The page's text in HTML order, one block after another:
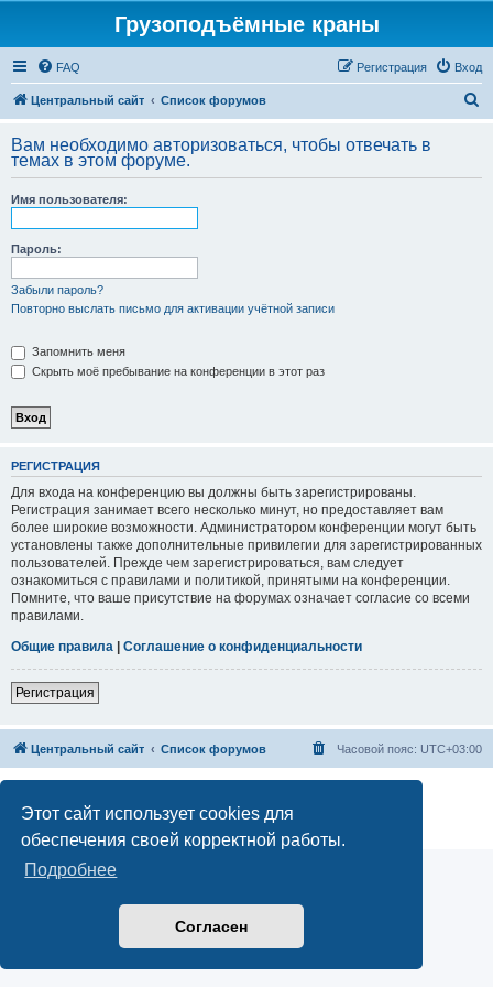
Этот сайт использует cookies для
обеспечения своей корректной работы.
Подробнее
Согласен
Грузоподъёмные краны
FAQ Вход
Регистрация
Центральный сайт Список форумов
с
Вам необходимо авторизоваться, чтобы отвечать в
темах в этом форуме.
Имя пользователя:
Пароль:
Забыли пароль?
Повторно выслать письмо для активации учётной записи
Запомнить меня
Скрыть моё пребывание на конференции в этот раз
РЕГИСТРАЦИЯ
Для входа на конференцию вы должны быть зарегистрированы.
Регистрация занимает всего несколько минут, но предоставляет вам
более широкие возможности. Администратором конференции могут быть
установлены также дополнительные привилегии для зарегистрированных
пользователей. Прежде чем зарегистрироваться, вам следует
ознакомиться с правилами и политикой, принятыми на конференции.
Помните, что ваше присутствие на форумах означает согласие со всеми
правилами.
Общие правила | Соглашение о конфиденциальности
Регистрация
Центральный сайт Список форумов Часовой пояс: UTC+03:00
Русская поддержка phpBB